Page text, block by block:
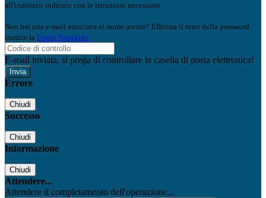
all'indirizzo indicato con le istruzioni necessarie.
Non hai una e-mail associata al nome utente? Effettua il reset della password
tramite la Login Spaggiari
E-mail inviata, si prega di controllare la casella di posta elettronica!
Errore
Chiudi
Successo
Chiudi
Informazione
Chiudi
Attendere...
Attendere il completamento dell'operazione...